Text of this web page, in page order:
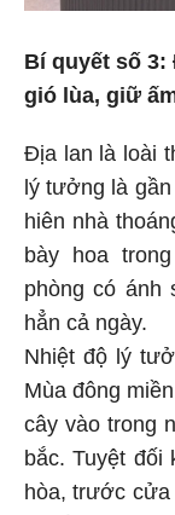
Bí quyết số
gió lùa, giữ
Địa lan là loài
lý tưởng là
hiên nhà
bày hoa
phòng có ánh
hẳn cả ngày.
Nhiệt độ lý
Mùa đông
cây vào trong
bắc. Tuyệt đối
hòa, trước cửa